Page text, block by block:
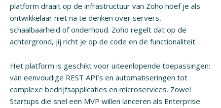
platform draait op de infrastructuur van Zoho hoef je als
ontwikkelaar niet na te denken over servers,
schaalbaarheid of onderhoud. Zoho regelt dat op de
achtergrond, jij richt je op de code en de functionaliteit.
Het platform is geschikt voor uiteenlopende toepassingen:
van eenvoudige REST API’s en automatiseringen tot
complexe bedrijfsapplicaties en microservices. Zowel
Startups die snel een MVP willen lanceren als Enterprise